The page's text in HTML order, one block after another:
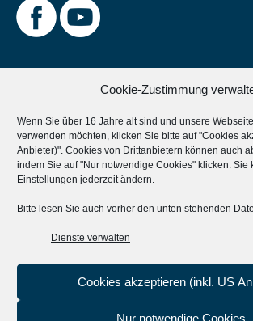
Cookie-Zustimmung
Wenn Sie über 16 Jahre alt sind und unsere
verwenden möchten, klicken Sie bitte auf "Cookies
Anbieter)". Cookies von Drittanbietern können auch
indem Sie auf "Nur notwendige Cookies" klicken. Sie
Einstellungen jederzeit ändern.
Bitte lesen Sie auch vorher den unten stehenden
Dienste verwalten
Cookies akzeptieren (inkl. US
Nur notwendige Cookies
Weitere Informationen
Musikverein Unterstützen?